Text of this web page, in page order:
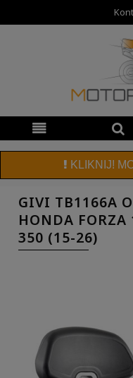
KLIKNIJ!
GIVI TB1166A
HONDA
350 (15-26)